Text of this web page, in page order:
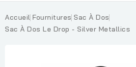
Accueil Fournitures Sac À Dos
Sac À Dos Le Drop - Silver Metallics